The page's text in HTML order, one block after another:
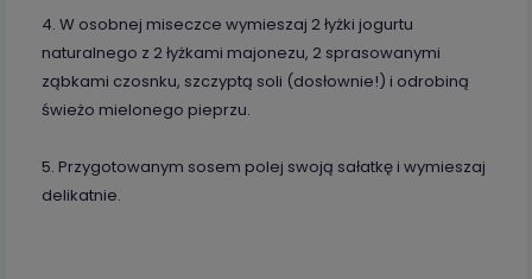
4. W osobnej miseczce wymieszaj 2 łyżki jogurtu
naturalnego z 2 łyżkami majonezu, 2 sprasowanymi
ząbkami czosnku, szczyptą soli (dosłownie!) i odrobiną
świeżo mielonego pieprzu.
5. Przygotowanym sosem polej swoją sałatkę i wymieszaj
delikatnie.